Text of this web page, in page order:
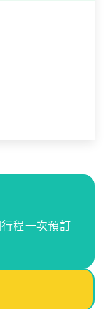
程一次預訂